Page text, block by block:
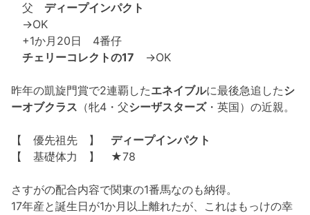
父 ディープインパクト
→OK
+1か月20日 4番仔
チェリーコレクトの17 →OK
昨年の凱旋門賞で2連覇したエネイブルに最後急追したシ
ーオブクラス （牝4・父シーザスターズ・英国）の近親。
【 優先祖先 】 ディープインパクト
【 基礎体力 】 ★78
さすがの配合内容で関東の1番馬なのも納得。
17年産と誕生日が1か月以上離れたが、これはもっけの幸